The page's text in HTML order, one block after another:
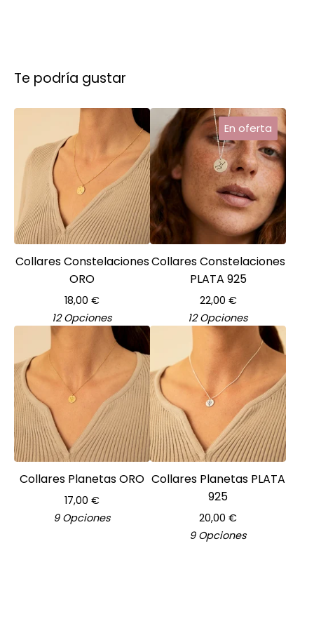
Te podría gustar
Collares Constelaciones
ORO
18,00 €
12 Opciones
En oferta
Collares Constelaciones
PLATA 925
22,00 €
12 Opciones
Collares Planetas ORO
17,00 €
9 Opciones
Collares Planetas PLATA
925
20,00 €
9 Opciones